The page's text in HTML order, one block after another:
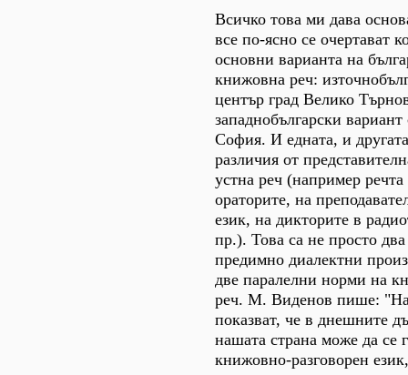
Всичко това ми дава
все по-ясно се очертават
основни варианта на
книжовна реч:
център град Велико
западнобългарски
София. И едната, и
различия от
устна реч (например речта
ораторите, на
език, на дикторите в
пр.). Това са не просто
предимно диалектни
две паралелни норми на
реч. М. Виденов пише:
показват, че в днешните
нашата страна може да се
книжовно-разговорен